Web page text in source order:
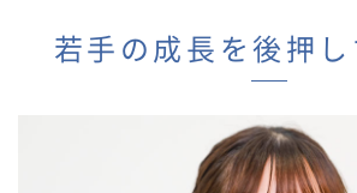
若手の成長を後押し